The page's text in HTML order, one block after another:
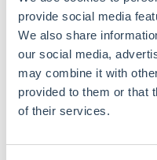
provide social media
We also share
our social media,
may combine it with
provided to them or that
of their services.